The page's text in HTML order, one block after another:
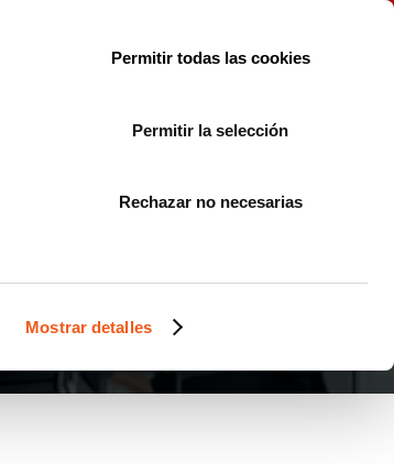
Mostrar detalles
Permitir todas las cookies
Permitir la selección
Rechazar no necesarias